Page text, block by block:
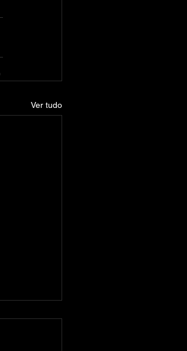
Ver tudo